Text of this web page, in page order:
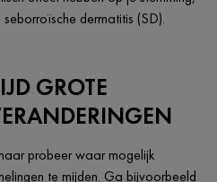
dermatitis (SD).
GROTE
probeer waar mogelijk
te mijden. Ga bijvoorbeeld